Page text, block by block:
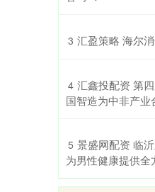
3 汇盈策略 海尔
4 汇鑫投配资 第
国智造为中非产
5 景盛网配资 临
为男性健康提供全